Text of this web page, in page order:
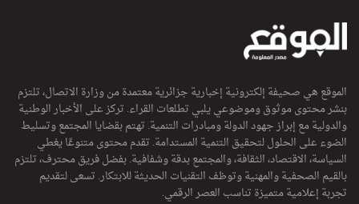
الموقع هي صحيفة إلكترونية إخبارية جزائرية معتمدة من وزارة الاتصال، تلتزم
بنشر محتوى موثوق وموضوعي يلبي تطلعات القراء. تركز على الأخبار الوطنية
والدولية مع إبراز جهود الدولة ومبادرات التنمية. تهتم بقضايا المجتمع وتسليط
الضوء على الحلول لتحقيق التنمية المستدامة. تقدم محتوى متنوعًا يغطي
السياسة، الاقتصاد، الثقافة، والمجتمع بدقة وشفافية. بفضل فريق محترف، تلتزم
بالقيم الصحفية والمهنية وتوظف التقنيات الحديثة للابتكار. تسعى لتقديم
تجربة إعلامية متميزة تناسب العصر الرقمي.